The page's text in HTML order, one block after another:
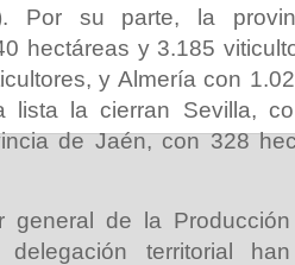
Por su parte, la
hectáreas y 3.185
y Almería con
lista la cierran Sevilla,
de Jaén, con 328
general de la
territorial